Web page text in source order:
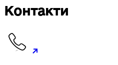
Контакти